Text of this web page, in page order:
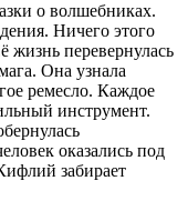
о волшебниках.
Ничего этого
жизнь перевернулась
Она узнала
ремесло. Каждое
инструмент.
оказались под
забирает